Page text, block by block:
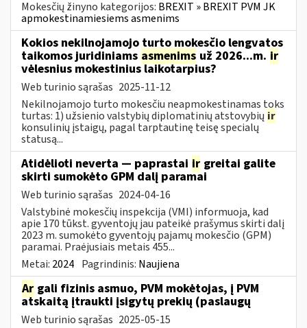
Mokesčių žinyno kategorijos: BREXIT » BREXIT PVM JK
apmokestinamiesiems asmenims
Kokios nekilnojamojo turto mokesčio lengvatos
taikomos juridiniams asmenims už 2026...m. ir
vėlesnius mokestinius laikotarpius?
Web turinio sąrašas 2025-11-12
Nekilnojamojo turto mokesčiu neapmokestinamas toks
turtas: 1) užsienio valstybių diplomatinių atstovybių ir
konsulinių įstaigų, pagal tarptautinę teisę specialų
statusą...
Atidėlioti neverta — paprastai ir greitai galite
skirti sumokėto GPM dalį paramai
Web turinio sąrašas 2024-04-16
Valstybinė mokesčių inspekcija (VMI) informuoja, kad
apie 170 tūkst. gyventojų jau pateikė prašymus skirti dalį
2023 m. sumokėto gyventojų pajamų mokesčio (GPM)
paramai. Praėjusiais metais 455...
Metai: 2024 Pagrindinis: Naujiena
Ar gali fizinis asmuo, PVM mokėtojas, į PVM
atskaitą įtraukti įsigytų prekių (paslaugų
Web turinio sąrašas 2025-05-15